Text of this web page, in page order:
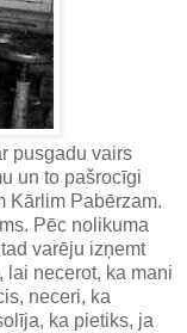
pusgadu vairs
un to pašrocīgi
Kārlim Pabērzam.
Pēc nolikuma
varēju izņemt
lai necerot, ka mani
neceri, ka
ka pietiks, ja